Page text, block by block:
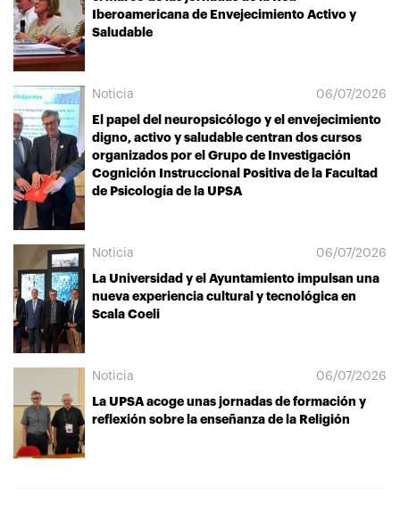
Iberoamericana de Envejecimiento Activo y
Saludable
Noticia
06/07/2026
El papel del neuropsicólogo y el envejecimiento
digno, activo y saludable centran dos cursos
organizados por el Grupo de Investigación
Cognición Instruccional Positiva de la Facultad
de Psicología de la UPSA
Noticia
06/07/2026
La Universidad y el Ayuntamiento impulsan una
nueva experiencia cultural y tecnológica en
Scala Coeli
Noticia
06/07/2026
La UPSA acoge unas jornadas de formación y
reflexión sobre la enseñanza de la Religión